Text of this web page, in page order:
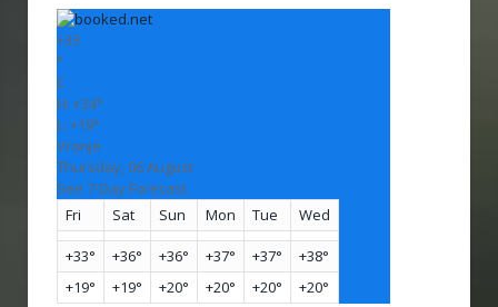
+33
°
C
H: +34°
L: +19°
Vranje
Thursday, 06 August
See 7-Day Forecast
Fri
Sat Sun Mon Tue Wed
+33° +36° +36° +37° +37° +38°
+19° +19° +20° +20° +20° +20°